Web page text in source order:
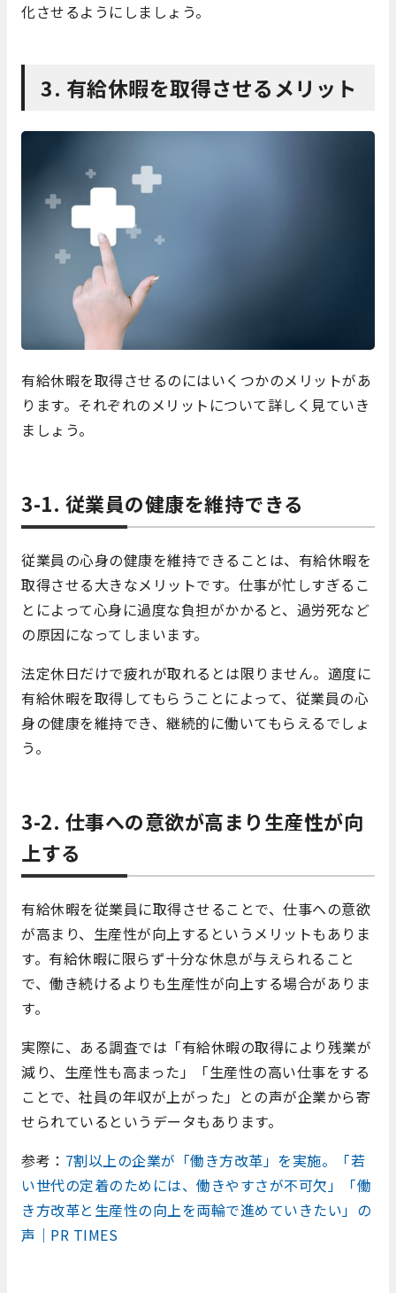
化させるようにしましょう。
3. 有給休暇を取得させるメリット
有給休暇を取得させるのにはいくつかのメリットがあ
ります。それぞれのメリットについて詳しく見ていき
ましょう。
3-1. 従業員の健康を維持できる
従業員の心身の健康を維持できることは、有給休暇を
取得させる大きなメリットです。仕事が忙しすぎるこ
とによって心身に過度な負担がかかると、過労死など
の原因になってしまいます。
法定休日だけで疲れが取れるとは限りません。適度に
有給休暇を取得してもらうことによって、従業員の心
身の健康を維持でき、継続的に働いてもらえるでしょ
う。
3-2. 仕事への意欲が高まり生産性が向
上する
有給休暇を従業員に取得させることで、仕事への意欲
が高まり、生産性が向上するというメリットもありま
す。有給休暇に限らず十分な休息が与えられること
で、働き続けるよりも生産性が向上する場合がありま
す。
実際に、ある調査では「有給休暇の取得により残業が
減り、生産性も高まった」「生産性の高い仕事をする
ことで、社員の年収が上がった」との声が企業から寄
せられているというデータもあります。
参考： 7割以上の企業が「働き方改革」を実施。「若
い世代の定着のためには、働きやすさが不可欠」「働
き方改革と生産性の向上を両輪で進めていきたい」の
声｜PR TIMES